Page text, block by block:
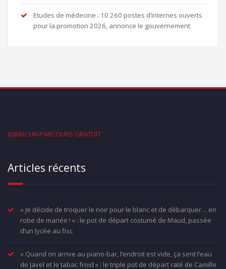
Etudes de médecine : 10 260 postes d’internes ouverts
pour la promotion 2026, annonce le gouvernement
JOBINc UN PARCOURS GRATUIT
Articles récents
« Je décide de troquer le noir pour le blanc et de débarquer… en
robe de mariée ! » : le pot de départ costumé de Maud, passée
d’un lycée au fisc
« Quand on arrive au piano-bar, l’endroit est vide, ça sent l’eau
de Javel et le tabac froid » : le triple pot de départ raté de Camille